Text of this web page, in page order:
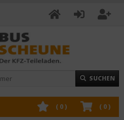
SUCHEN
( 0)
( 0)